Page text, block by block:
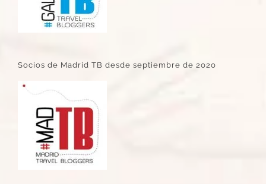
Socios de Madrid TB desde septiembre de 2020